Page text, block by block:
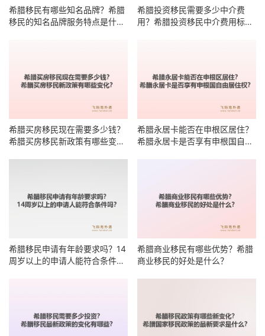
希腊移民有哪些知名品牌？希腊
移民的知名品牌服务特点是什
希腊投资移民需要多少中介费
用？希腊投资移民中介费用标准
希腊买房移民现在需要多少钱？
希腊买房移民新政策有哪些变
希腊永居卡能否在申根区居住？
希腊永居卡是否享有申根国自由
希腊移民申请有年龄要求吗？14
周岁以上的申请人能符合条件
希腊商业移民有哪些优势？希腊
商业移民的好处是什么？